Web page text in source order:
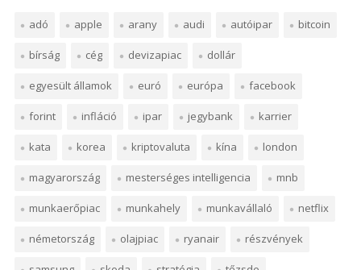
adó apple arany audi autóipar bitcoin
bírság cég devizapiac dollár
egyesült államok euró európa facebook
forint infláció ipar jegybank karrier
kata korea kriptovaluta kína london
magyarország mesterséges intelligencia mnb
munkaerőpiac munkahely munkavállaló netflix
németország olajpiac ryanair részvények